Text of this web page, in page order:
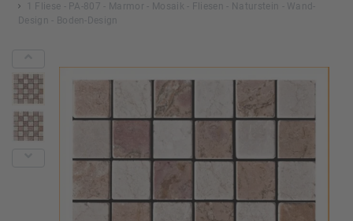
1 Fliese - PA-807 - Marmor - Mosaik - Fliesen - Naturstein - Wand-
Design - Boden-Design